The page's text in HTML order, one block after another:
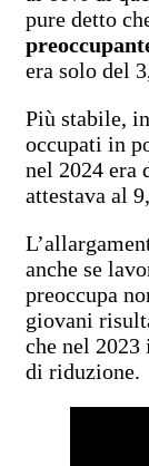
pure detto
era solo del
Più stabile,
occupati in
nel 2024 era
attestava al
anche se
preoccupa
giovani
che nel
di riduzione.